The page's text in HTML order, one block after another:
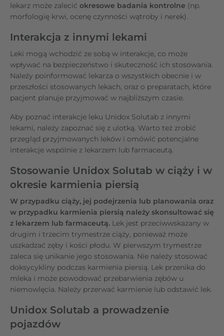
lekarz może zalecić okresowe badania kontrolne (np.
morfologię krwi, ocenę czynności wątroby i nerek).
Interakcja z innymi lekami
Leki mogą wchodzić ze sobą w interakcje, co może
wpływać na bezpieczeństwo i skuteczność ich stosowania.
Należy poinformować lekarza o wszystkich obecnie i w
przeszłości stosowanych lekach, oraz o preparatach, które
pacjent planuje przyjmować w najbliższym czasie.
Aby poznać interakcje leku Unidox Solutab z innymi
lekami, należy zapoznać się z ulotką. Warto też zrobić
przegląd przyjmowanych leków i omówić potencjalne
interakcje wspólnie z lekarzem lub farmaceutą.
Stosowanie Unidox Solutab w ciąży i w
okresie karmienia piersią
W przypadku ciąży, jej podejrzenia lub planowania oraz
w przypadku karmienia piersią należy skonsultować się
z lekarzem lub farmaceutą. Lek jest przeciwwskazany w
drugim i trzecim trymestrze ciąży, ponieważ może
uszkadzać zęby i kości płodu. W pierwszym trymestrze
zaleca się unikanie jego stosowania. Nie należy stosować
doksycykliny podczas karmienia piersią. Lek przenika do
mleka i może powodować przebarwienia zębów u
niemowlęcia. Należy przerwać karmienie lub odstawić lek.
Unidox Solutab a prowadzenie
pojazdów